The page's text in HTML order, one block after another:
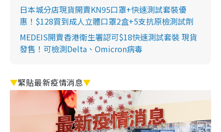
日本城分店現貨開賣KN95口罩+快速測試套裝優
惠！$128買到成人立體口罩2盒+5支抗原檢測試劑
MEDEIS開賣香港衛生署認可$18快速測試套裝 現貨
發售！可檢測Delta、Omicron病毒
▼緊貼最新疫情消息▼